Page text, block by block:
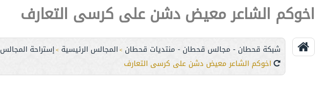
اخوكم الشاعر معيض دشن على كرسى التعارف
شبكة قحطان - مجالس قحطان - منتديات قحطان > المجالس الرئيسية >إستراحة المجالس
اخوكم الشاعر معيض دشن على كرسى التعارف